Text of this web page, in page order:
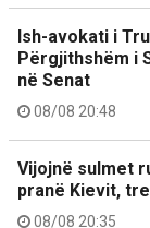
Ish-avokati i
Përgjithshëm i
në Senat
08/08 20:48
Vijojnë sulmet
pranë Kievit,
08/08 20:35